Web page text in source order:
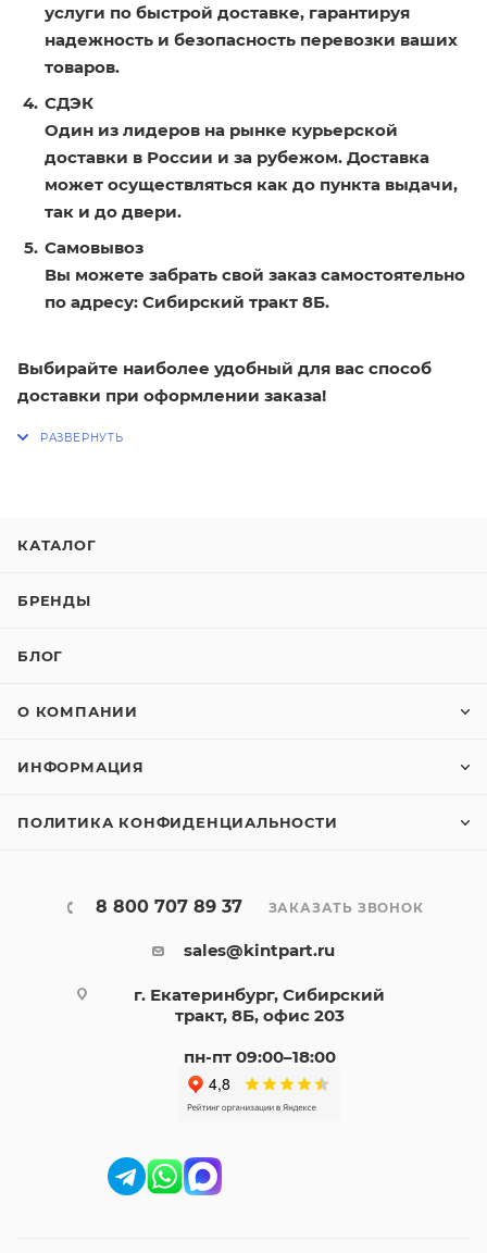
услуги по быстрой доставке, гарантируя
надежность и безопасность перевозки ваших
товаров.
СДЭК
Один из лидеров на рынке курьерской
доставки в России и за рубежом. Доставка
может осуществляться как до пункта выдачи,
так и до двери.
Самовывоз
Вы можете забрать свой заказ самостоятельно
по адресу: Сибирский тракт 8Б.
Выбирайте наиболее удобный для вас способ
доставки при оформлении заказа!
КАТАЛОГ
БРЕНДЫ
БЛОГ
О КОМПАНИИ
ИНФОРМАЦИЯ
ПОЛИТИКА КОНФИДЕНЦИАЛЬНОСТИ
8 800 707 89 37 ЗАКАЗАТЬ ЗВОНОК
sales@kintpart.ru
г. Екатеринбург, Сибирский
тракт, 8Б, офис 203
пн-пт 09:00–18:00